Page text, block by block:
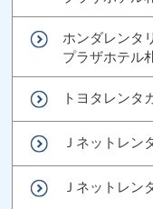
ホンダレンタ
プラザホテル
トヨタレンタ
Ｊネットレン
Ｊネットレン